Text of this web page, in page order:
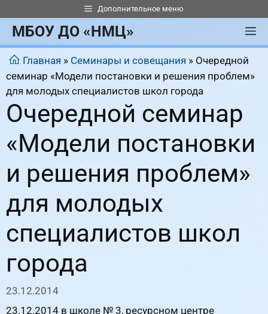
к
содержимому
Дополнительное меню
МБОУ ДО «НМЦ»
Главная » Семинары и совещания » Очередной
семинар «Модели постановки и решения проблем»
для молодых специалистов школ города
Очередной семинар
«Модели постановки
и решения проблем»
для молодых
специалистов школ
города
23.12.2014
23.12.2014 в школе № 3, ресурсном центре